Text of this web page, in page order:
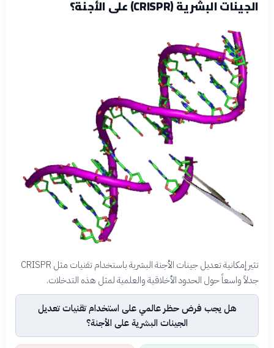
الجينات البشرية (CRISPR) على الأجنة؟
تثير إمكانية تعديل جينات الأجنة البشرية باستخدام تقنيات مثل CRISPR
جدلاً واسعاً حول الحدود الأخلاقية والعلمية لمثل هذه التدخلات.
هل يجب فرض حظر عالمي على استخدام تقنيات تعديل
الجينات البشرية على الأجنة؟